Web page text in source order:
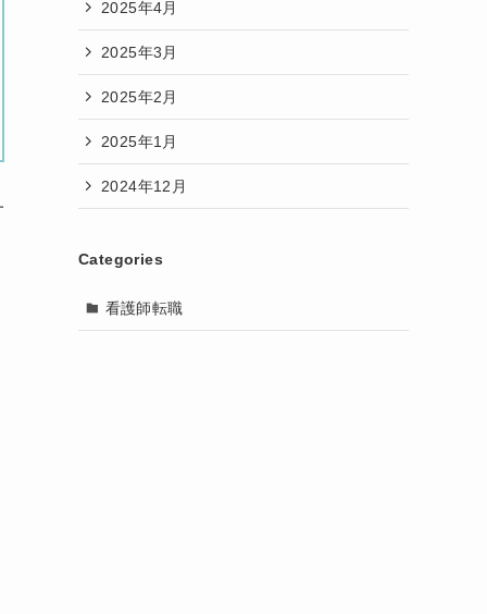
2025年4月
2025年3月
2025年2月
2025年1月
2024年12月
Categories
看護師転職